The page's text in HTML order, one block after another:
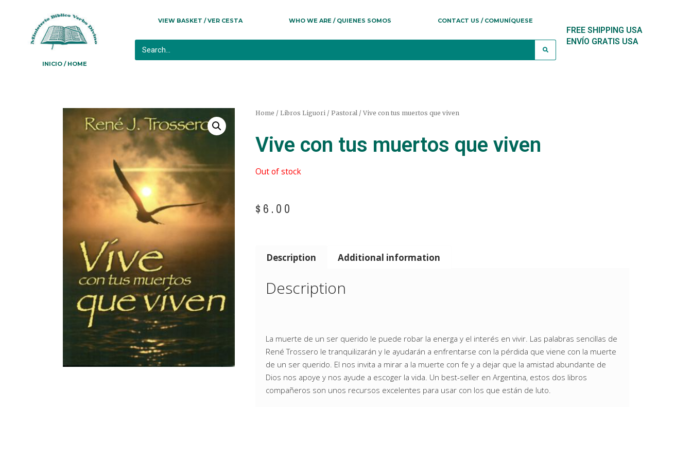
INICIO / HOME
VIEW BASKET / VER CESTA WHO WE ARE / QUIENES SOMOS CONTACT US / COMUNÍQUESE
FREE SHIPPING USA
ENVÍO GRATIS USA
Home / Libros Liguori/ Pastoral/ Vive con tus muertos que viven
Vive con tus muertos que viven
Out of stock
$ 6.00
Description Additional information
Description
La muerte de un ser querido le puede robar la energa y el interés en vivir. Las palabras sencillas de
René Trossero le tranquilizarán y le ayudarán a enfrentarse con la pérdida que viene con la muerte
de un ser querido. El nos invita a mirar a la muerte con fe y a dejar que la amistad abundante de
Dios nos apoye y nos ayude a escoger la vida. Un best-seller en Argentina, estos dos libros
compañeros son unos recursos excelentes para usar con los que están de luto.